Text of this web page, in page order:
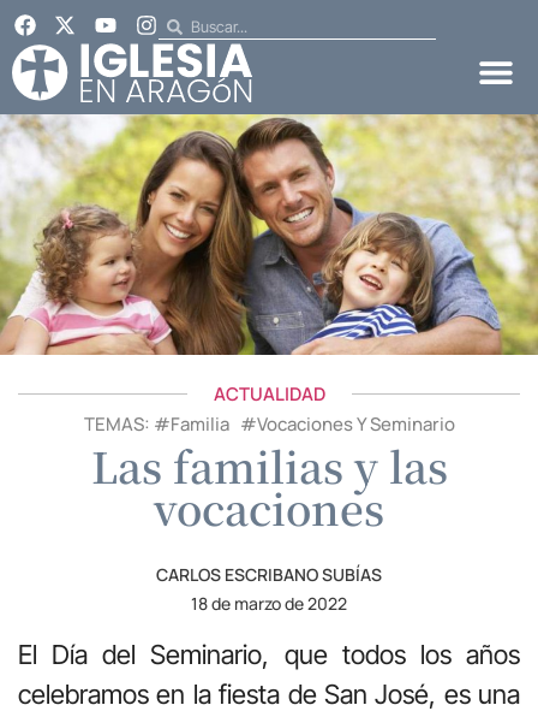
ACTUALIDAD
TEMAS: #Familia#Vocaciones Y Seminario
Las familias y las
vocaciones
CARLOS ESCRIBANO SUBÍAS
18 de marzo de 2022
El Día del Seminario, que todos los años
celebramos en la fiesta de San José, es una